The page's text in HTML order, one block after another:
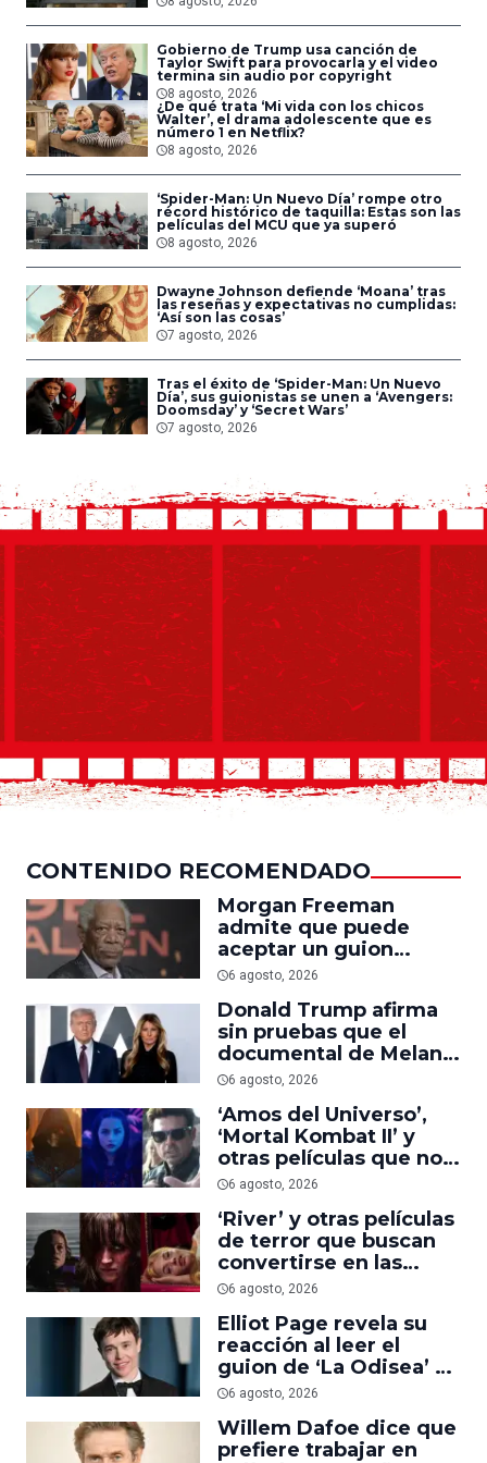
Gobierno de Trump usa canción de
Taylor Swift para provocarla y el video
termina sin audio por copyright
8 agosto, 2026
¿De qué trata ‘Mi vida con los chicos
Walter’, el drama adolescente que es
número 1 en Netflix?
8 agosto, 2026
‘Spider-Man: Un Nuevo Día’ rompe otro
récord histórico de taquilla: Estas son las
películas del MCU que ya superó
8 agosto, 2026
Dwayne Johnson defiende ‘Moana’ tras
las reseñas y expectativas no cumplidas:
‘Así son las cosas’
7 agosto, 2026
Tras el éxito de ‘Spider-Man: Un Nuevo
Día’, sus guionistas se unen a ‘Avengers:
Doomsday’ y ‘Secret Wars’
7 agosto, 2026
CONTENIDO RECOMENDADO
Morgan Freeman
admite que puede
aceptar un guion
mediocre si le pagan lo
6 agosto, 2026
Donald Trump afirma
sin pruebas que el
documental de Melania
es ‘la película número
6 agosto, 2026
‘Amos del Universo’,
‘Mortal Kombat II’ y
otras películas que no
dominaron la taquilla
streaming
6 agosto, 2026
‘River’ y otras películas
de terror que buscan
convertirse en las
nuevas ‘Obsession’ y
6 agosto, 2026
Elliot Page revela su
reacción al leer el
guion de ‘La Odisea’ y
elogia la forma de
Nolan
6 agosto, 2026
Willem Dafoe dice que
prefiere trabajar en